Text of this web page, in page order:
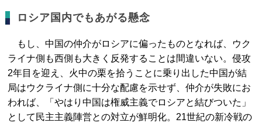
ロシア国内でもあがる懸念
もし、中国の仲介がロシアに偏ったものとなれば、ウク
ライナ側も西側も大きく反発することは間違いない。侵攻
2年目を迎え、火中の栗を拾うことに乗り出した中国が結
局はウクライナ側に十分な配慮を示せず、仲介が失敗にお
われば、「やはり中国は権威主義でロシアと結びついた」
として民主主義陣営との対立が鮮明化。21世紀の新冷戦の